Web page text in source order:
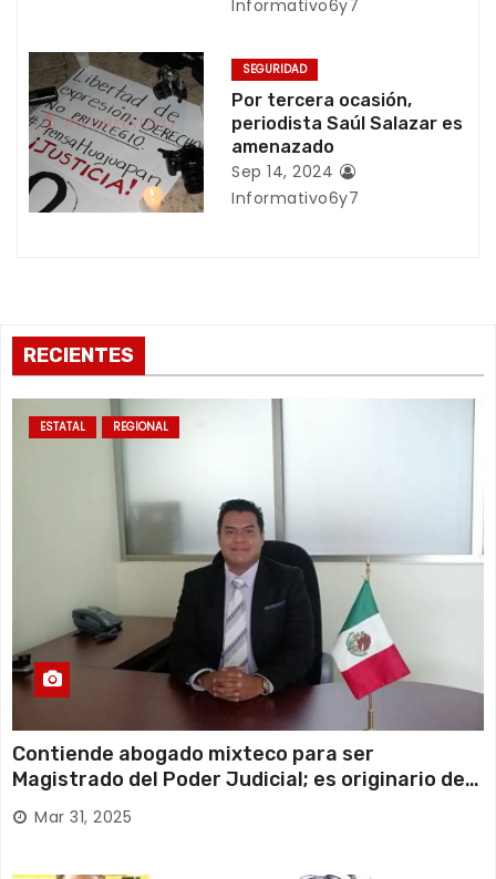
n
t
r
a
s
Informativo6y7
SEGURIDAD
Por tercera ocasión,
periodista Saúl Salazar es
amenazado
Sep 14, 2024
Informativo6y7
RECIENTES
ESTATAL REGIONAL
Contiende abogado mixteco para ser
Magistrado del Poder Judicial; es originario de
Huajuapan de León
Mar 31, 2025